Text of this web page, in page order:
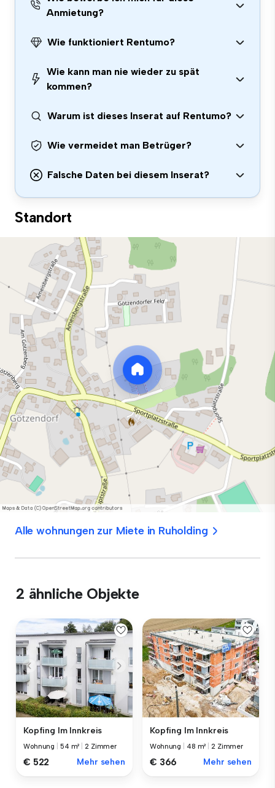
Anmietung?
Wie funktioniert Rentumo?
Wie kann man nie wieder zu spät
kommen?
Warum ist dieses Inserat auf Rentumo?
Wie vermeidet man Betrüger?
Falsche Daten bei diesem Inserat?
Standort
Alle wohnungen zur Miete in Ruholding
2 ähnliche Objekte
Kopfing Im Innkreis
Wohnung 54 m² |2 Zimmer
€ 522 Mehr sehen
Kopfing Im Innkreis
Wohnung 48 m² |2 Zimmer
€ 366 Mehr sehen